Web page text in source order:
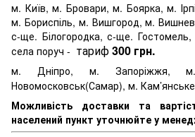
м. Київ, м. Бровари, м. Боярка, м.
м. Бориспіль, м. Вишгород, м.
с-ще. Білогородка, с-ще.
села поруч - тариф300 грн.
м. Дніпро, м. Запоріжжя,
Новомосковськ(Самар), м. Кам’янське
Можливість доставки та
населений пункт уточнюйте у